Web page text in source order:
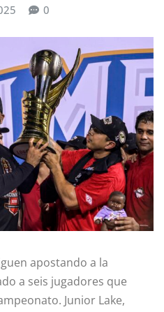
0
apostando a la
a seis jugadores que
Junior Lake,